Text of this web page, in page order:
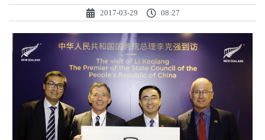
2017-03-29 08:27